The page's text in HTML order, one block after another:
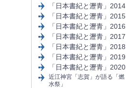
「日本書紀と瀝青」2014
「日本書紀と瀝青」2015
「日本書紀と瀝青」2016
「日本書紀と瀝青」2017
「日本書紀と瀝青」2018
「日本書紀と瀝青」2019
「日本書紀と瀝青」2020
近江神宮「志賀」が語る「燃
水祭」